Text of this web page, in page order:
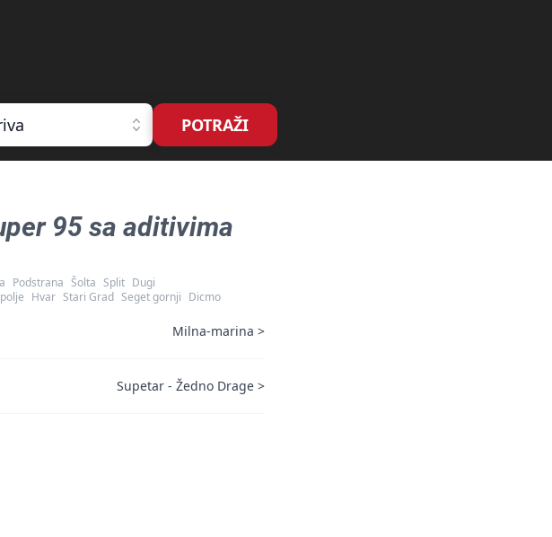
POTRAŽI
95 sa aditivima
Podstrana Šolta Split Dugi
Hvar Stari Grad Seget gornji Dicmo
Milna-marina >
Supetar - Žedno Drage >